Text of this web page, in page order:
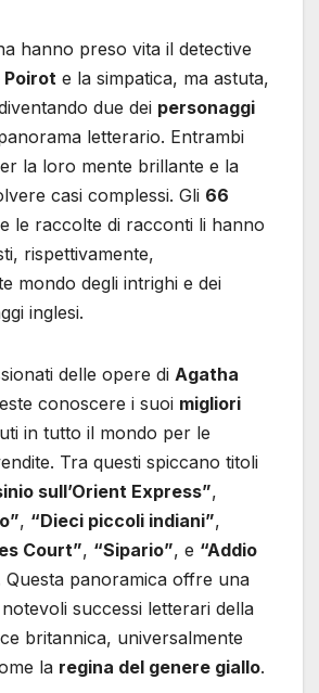
hanno preso vita il detective
Poirot e la simpatica, ma astuta,
due dei personaggi
letterario. Entrambi
la loro mente brillante e la
casi complessi. Gli 66
e le raccolte di racconti li hanno
rispettivamente,
mondo degli intrighi e dei
inglesi.
delle opere di Agatha
conoscere i suoi migliori
in tutto il mondo per le
Tra questi spiccano titoli
sull’Orient Express”,
, “Dieci piccoli indiani”,
Court”, “Sipario”, e “Addio
Questa panoramica offre una
successi letterari della
britannica, universalmente
la regina del genere giallo.